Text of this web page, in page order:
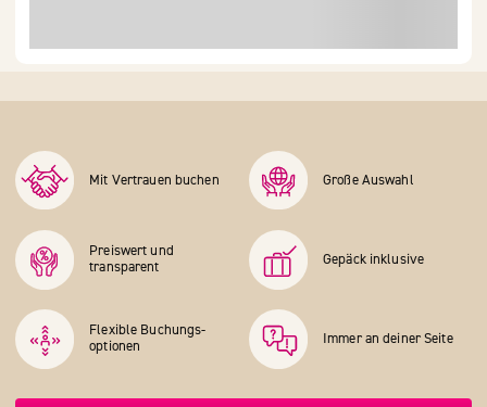
Mit Vertrauen buchen Große Auswahl
Preiswert und
transparent
Gepäck inklusive
Flexible Buchungs­
optionen
Immer an deiner Seite